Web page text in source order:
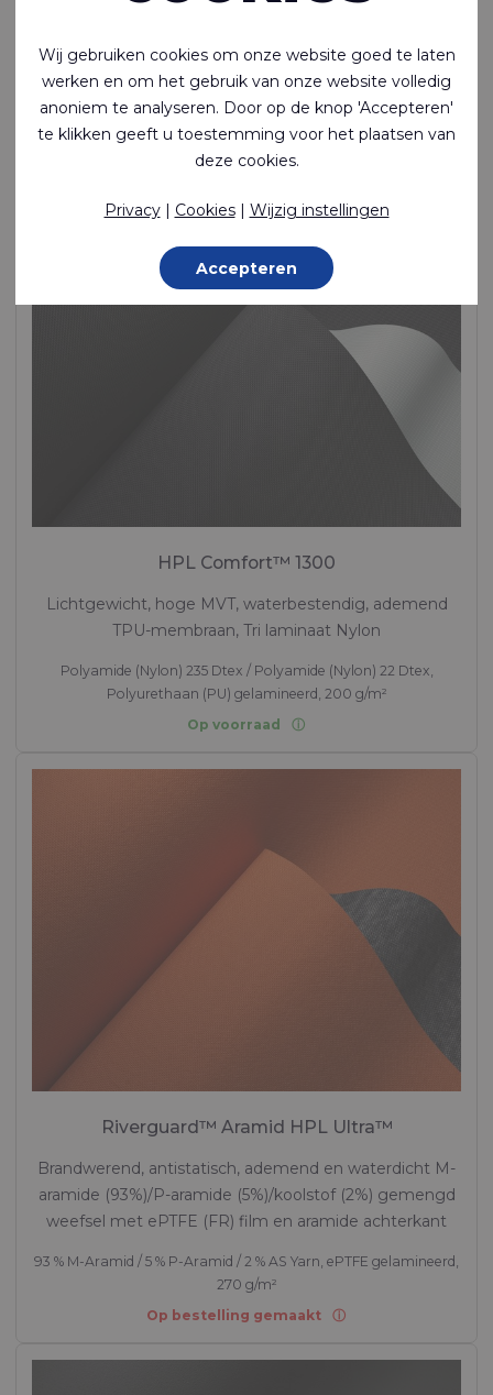
zijde, nylon
Polyamide (Nylon) - 235 Dtex , TPU (Ether) gelamineerd, 240
g/m²
Op bestelling gemaakt
HPL Comfort™ 1300
Lichtgewicht, hoge MVT, waterbestendig, ademend
TPU-membraan, Tri laminaat Nylon
Polyamide (Nylon) 235 Dtex / Polyamide (Nylon) 22 Dtex,
Polyurethaan (PU) gelamineerd, 200 g/m²
Op voorraad
Riverguard™ Aramid HPL Ultra™
Brandwerend, antistatisch, ademend en waterdicht M-
aramide (93%)/P-aramide (5%)/koolstof (2%) gemengd
weefsel met ePTFE (FR) film en aramide achterkant
93 % M-Aramid / 5 % P-Aramid / 2 % AS Yarn, ePTFE gelamineerd,
270 g/m²
Op bestelling gemaakt
Wij gebruiken cookies om onze website goed te laten
werken en om het gebruik van onze website volledig
anoniem te analyseren. Door op de knop 'Accepteren'
te klikken geeft u toestemming voor het plaatsen van
deze cookies.
Privacy| Cookies| Wijzig instellingen
Accepteren